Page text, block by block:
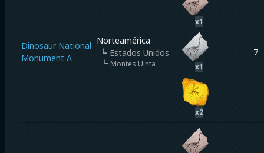
Dinosaur National
Monument A
Norteamérica
┗ Estados Unidos
┗ Montes Uinta
x1
x1
x2
7